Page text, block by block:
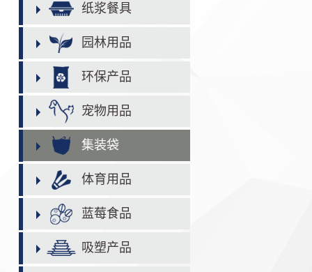
纸浆餐具
园林用品
环保产品
宠物用品
集装袋
体育用品
蓝莓食品
吸塑产品